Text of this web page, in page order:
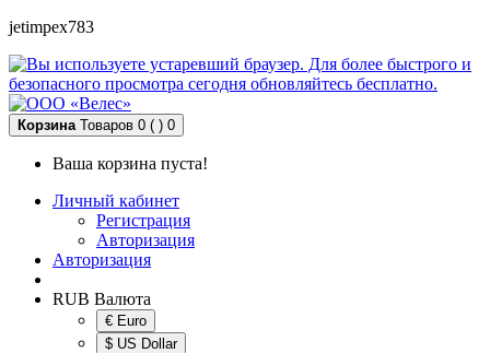
jetimpex783
Корзина Товаров 0 ( ) 0
Ваша корзина пуста!
Личный кабинет
Регистрация
Авторизация
Авторизация
RUB Валюта
€ Euro
$ US Dollar